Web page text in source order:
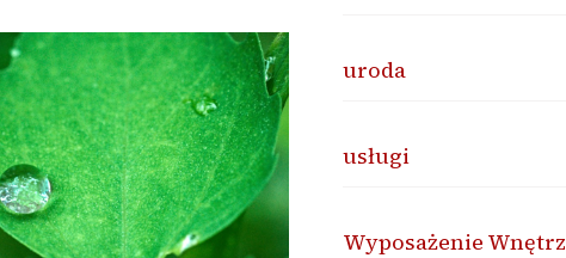
uroda
usługi
Wyposażenie Wnętrz